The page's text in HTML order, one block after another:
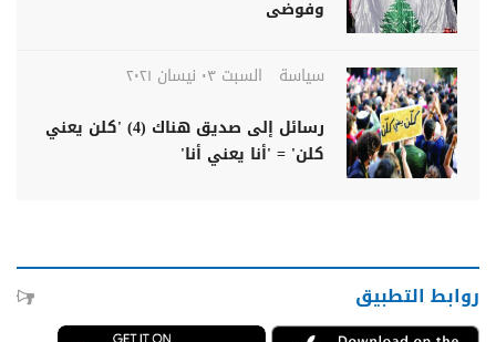
وفوضى
سياسة
السبت ٠٣ نيسان ٢٠٢١
رسائل إلى صديق هناك (4) 'كلن يعني
كلن' = 'أنا يعني أنا'
روابط التطبيق